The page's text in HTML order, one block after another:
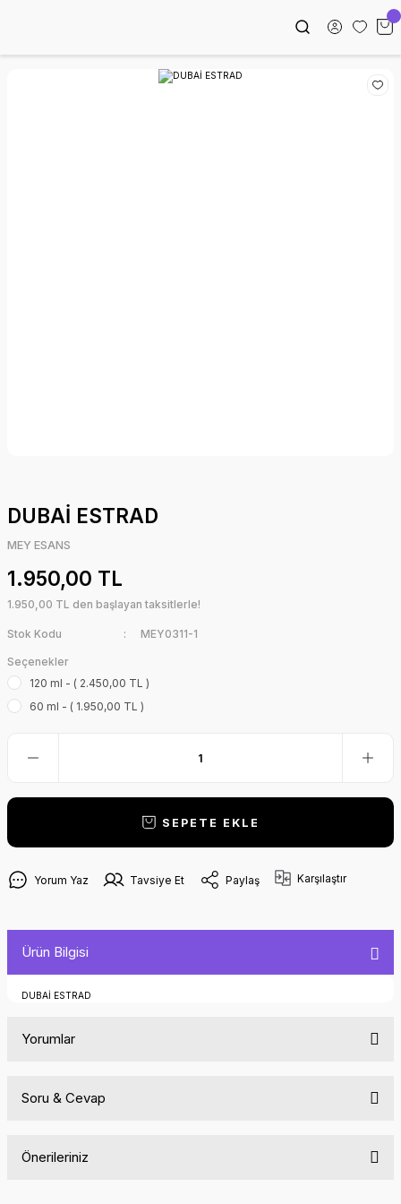
DUBAİ ESTRAD
MEY ESANS
1.950,00 TL
1.950,00 TL den başlayan taksitlerle!
Stok Kodu MEY0311-1
Seçenekler
120 ml - ( 2.450,00 TL )
60 ml - ( 1.950,00 TL )
SEPETE EKLE
Yorum Yaz Tavsiye Et Paylaş Karşılaştır
Ürün Bilgisi
DUBAİ ESTRAD
Yorumlar
Soru & Cevap
Önerileriniz